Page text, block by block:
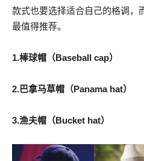
款式也要选择适合自己的格调，
最值得推荐。
1.棒球帽（Baseball cap）
2.巴拿马草帽（Panama hat）
3.渔夫帽（Bucket hat）